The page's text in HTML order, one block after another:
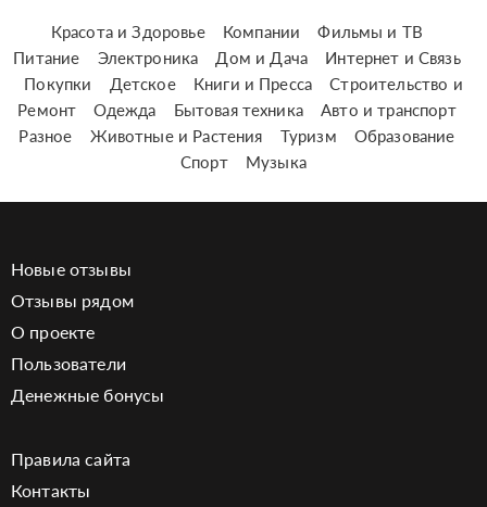
Красота и Здоровье Компании
Фильмы и ТВ
Питание
Электроника Дом и Дача
Интернет и Связь
Покупки
Детское Книги и Пресса
Строительство и
Ремонт
Одежда Бытовая техника
Авто и транспорт
Разное
Животные и Растения Туризм
Образование
Спорт
Музыка
Новые отзывы
Отзывы рядом
О проекте
Пользователи
Денежные бонусы
Правила сайта
Контакты